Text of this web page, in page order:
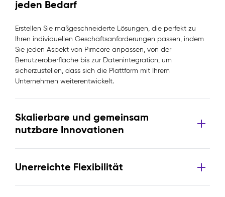
jeden Bedarf
Erstellen Sie maßgeschneiderte Lösungen, die perfekt zu
Ihren individuellen Geschäftsanforderungen passen, indem
Sie jeden Aspekt von Pimcore anpassen, von der
Benutzeroberfläche bis zur Datenintegration, um
sicherzustellen, dass sich die Plattform mit Ihrem
Unternehmen weiterentwickelt.
Skalierbare und gemeinsam
nutzbare Innovationen
Unerreichte Flexibilität